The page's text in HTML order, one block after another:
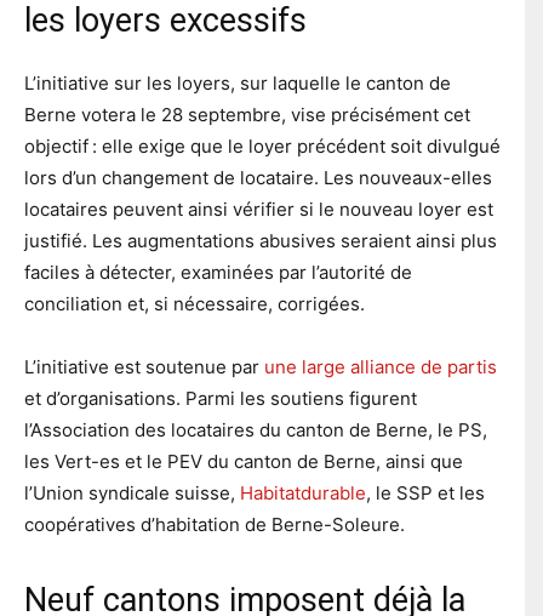
les loyers excessifs
L’initiative sur les loyers, sur laquelle le canton de
Berne votera le 28 septembre, vise précisément cet
objectif : elle exige que le loyer précédent soit divulgué
lors d’un changement de locataire. Les nouveaux-elles
locataires peuvent ainsi vérifier si le nouveau loyer est
justifié. Les augmentations abusives seraient ainsi plus
faciles à détecter, examinées par l’autorité de
conciliation et, si nécessaire, corrigées.
L’initiative est soutenue par une large alliance de partis
et d’organisations. Parmi les soutiens figurent
l’Association des locataires du canton de Berne, le PS,
les Vert-es et le PEV du canton de Berne, ainsi que
l’Union syndicale suisse, Habitatdurable, le SSP et les
coopératives d’habitation de Berne-Soleure.
Neuf cantons imposent déjà la